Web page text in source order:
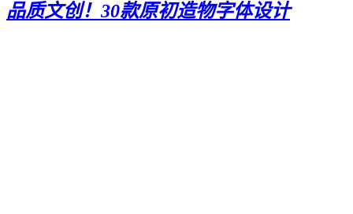
品质文创！30款原初造物字体设计